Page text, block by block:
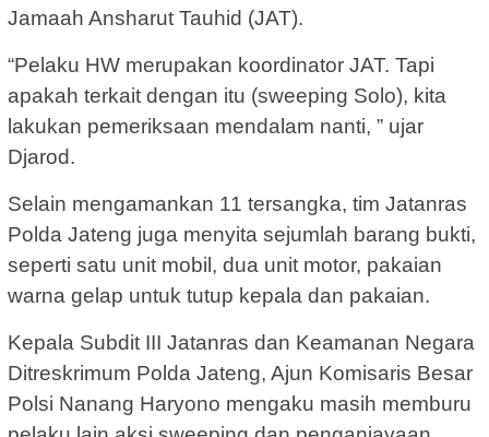
Jamaah Ansharut Tauhid (JAT).
“Pelaku HW merupakan koordinator JAT. Tapi
apakah terkait dengan itu (sweeping Solo), kita
lakukan pemeriksaan mendalam nanti, ” ujar
Djarod.
Selain mengamankan 11 tersangka, tim Jatanras
Polda Jateng juga menyita sejumlah barang bukti,
seperti satu unit mobil, dua unit motor, pakaian
warna gelap untuk tutup kepala dan pakaian.
Kepala Subdit III Jatanras dan Keamanan Negara
Ditreskrimum Polda Jateng, Ajun Komisaris Besar
Polsi Nanang Haryono mengaku masih memburu